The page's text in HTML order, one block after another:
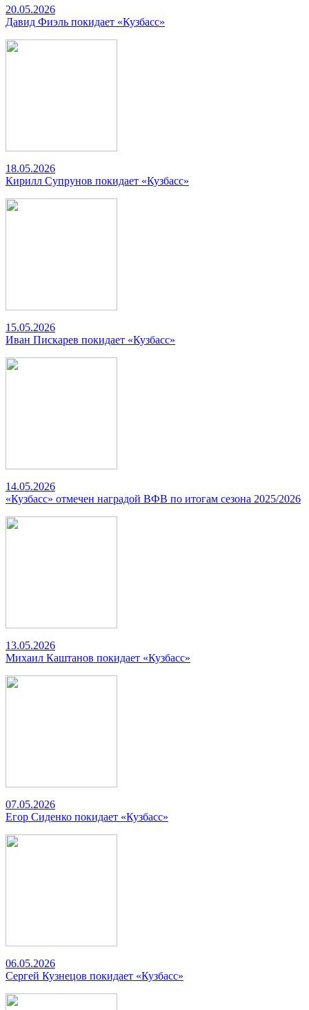
20.05.2026
Давид Фиэль покидает «Кузбасс»
18.05.2026
Кирилл Супрунов покидает «Кузбасс»
15.05.2026
Иван Пискарев покидает «Кузбасс»
14.05.2026
«Кузбасс» отмечен наградой ВФВ по итогам сезона 2025/2026
13.05.2026
Михаил Каштанов покидает «Кузбасс»
07.05.2026
Егор Сиденко покидает «Кузбасс»
06.05.2026
Сергей Кузнецов покидает «Кузбасс»